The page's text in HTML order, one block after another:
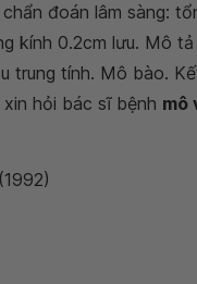
đoán lâm sàng:
kính 0.2cm lưu. Mô
trung tính. Mô bào.
hỏi bác sĩ bệnh mô
(1992)